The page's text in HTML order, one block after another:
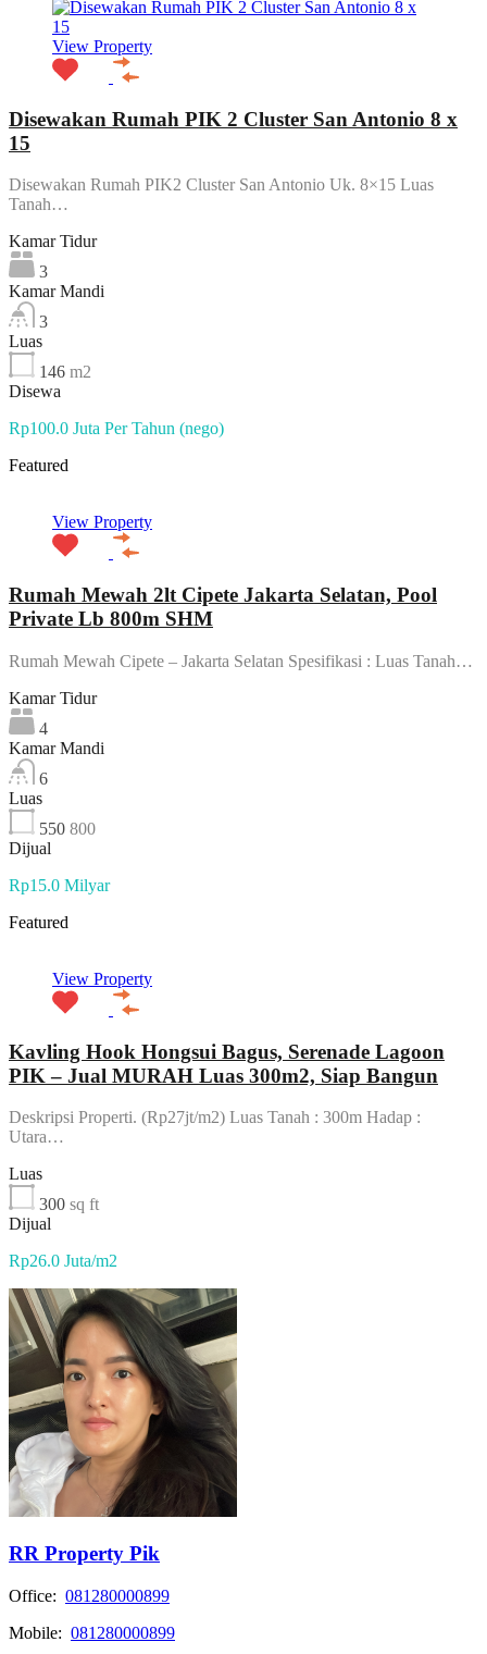
View Property
Disewakan Rumah PIK 2 Cluster San Antonio 8 x
15
Disewakan Rumah PIK2 Cluster San Antonio Uk. 8×15 Luas
Tanah…
Kamar Tidur
3
Kamar Mandi
3
Luas
146 m2
Disewa
Rp100.0 Juta Per Tahun (nego)
Featured
View Property
Rumah Mewah 2lt Cipete Jakarta Selatan, Pool
Private Lb 800m SHM
Rumah Mewah Cipete – Jakarta Selatan Spesifikasi : Luas Tanah…
Kamar Tidur
4
Kamar Mandi
6
Luas
550 800
Dijual
Rp15.0 Milyar
Featured
View Property
Kavling Hook Hongsui Bagus, Serenade Lagoon
PIK – Jual MURAH Luas 300m2, Siap Bangun
Deskripsi Properti. (Rp27jt/m2) Luas Tanah : 300m Hadap :
Utara…
Luas
300 sq ft
Dijual
Rp26.0 Juta/m2
RR Property Pik
Office: 081280000899
Mobile: 081280000899